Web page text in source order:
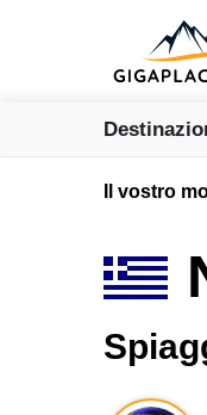
Il vostro